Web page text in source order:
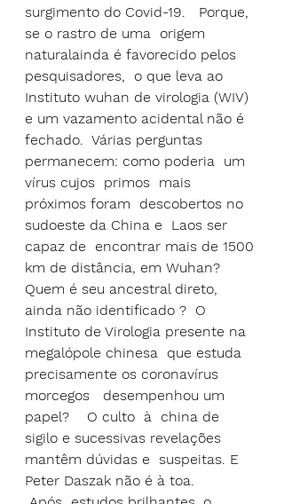
surgimento do Covid-19.   Porque,
se o rastro de uma  origem
naturalainda é favorecido pelos
pesquisadores, o que leva ao
Instituto wuhan de virologia (WIV)
e um vazamento acidental não é
fechado .  Várias perguntas
permanecem: como poderia  um
vírus cujos  primos  mais
próximos foram  descobertos no
sudoeste da China e  Laos ser
capaz de  encontrar mais de 1500
km de distância, em Wuhan?
Quem é seu ancestral direto,
ainda não identificado ?  O
Instituto de Virologia presente na
megalópole chinesa  que estuda
precisamente os coronavírus
morcegos   desempenhou um
papel?    O culto  à  china de
sigilo e sucessivas revelações
mantêm dúvidas e  suspeitas. E
Peter Daszak não é à toa.